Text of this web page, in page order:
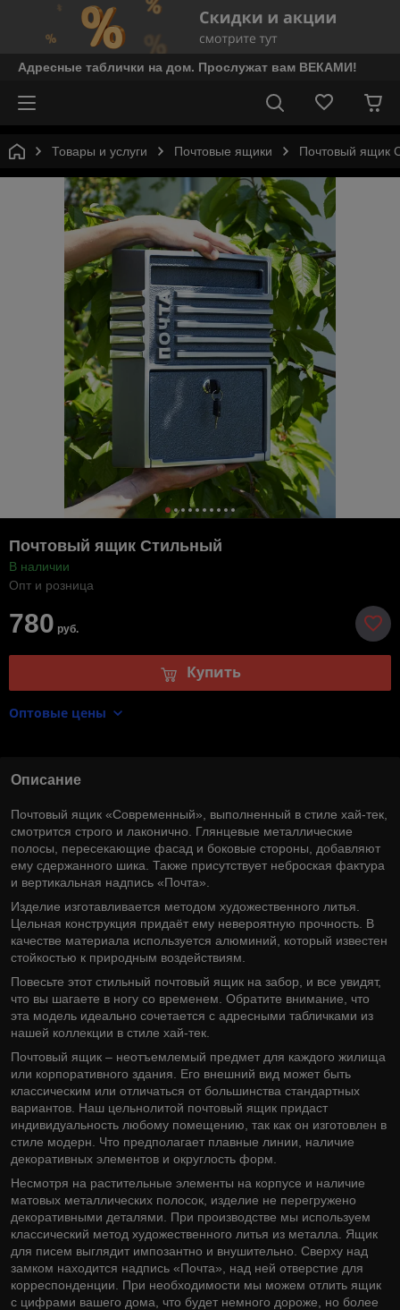
Адресные таблички на дом. Прослужат вам ВЕКАМИ!
Товары и услуги Почтовые ящики Почтовый ящик
Почтовый ящик Стильный
В наличии
Опт и розница
780 руб.
Купить
Оптовые цены
Описание
Почтовый ящик «Современный», выполненный в стиле хай-тек,
смотрится строго и лаконично. Глянцевые металлические
полосы, пересекающие фасад и боковые стороны, добавляют
ему сдержанного шика. Также присутствует неброская фактура
и вертикальная надпись «Почта».
Изделие изготавливается методом художественного литья.
Цельная конструкция придаёт ему невероятную прочность. В
качестве материала используется алюминий, который известен
стойкостью к природным воздействиям.
Повесьте этот стильный почтовый ящик на забор, и все увидят,
что вы шагаете в ногу со временем. Обратите внимание, что
эта модель идеально сочетается с адресными табличками из
нашей коллекции в стиле хай-тек.
Почтовый ящик – неотъемлемый предмет для каждого жилища
или корпоративного здания. Его внешний вид может быть
классическим или отличаться от большинства стандартных
вариантов. Наш цельнолитой почтовый ящик придаст
индивидуальность любому помещению, так как он изготовлен в
стиле модерн. Что предполагает плавные линии, наличие
декоративных элементов и округлость форм.
Несмотря на растительные элементы на корпусе и наличие
матовых металлических полосок, изделие не перегружено
декоративными деталями. При производстве мы используем
классический метод художественного литья из металла. Ящик
для писем выглядит импозантно и внушительно. Сверху над
замком находится надпись «Почта», над ней отверстие для
корреспонденции. При необходимости мы можем отлить ящик
с цифрами вашего дома, что будет немного дороже, но более